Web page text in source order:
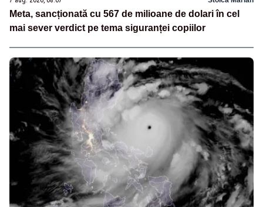
Meta, sancționată cu 567 de milioane de dolari în cel
mai sever verdict pe tema siguranței copiilor